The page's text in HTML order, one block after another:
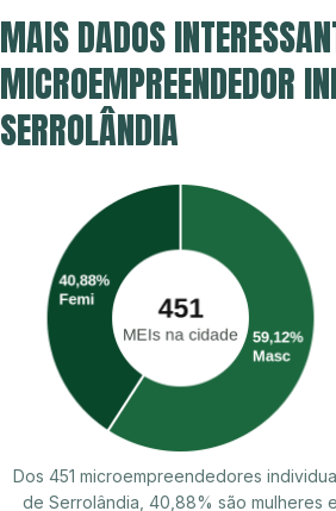
MAIS DADOS
MICROEMPREENDEDOR
SERROLÂNDIA
Dos 451 microempreendedores
de Serrolândia, 40,88% são mulheres e